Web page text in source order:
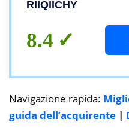
RIIQIICHY
8.4
Navigazione rapida:
guida dell’acquirente |